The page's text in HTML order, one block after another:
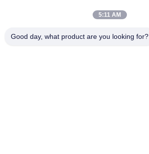
5:11 AM
Good day, what product are you looking for?